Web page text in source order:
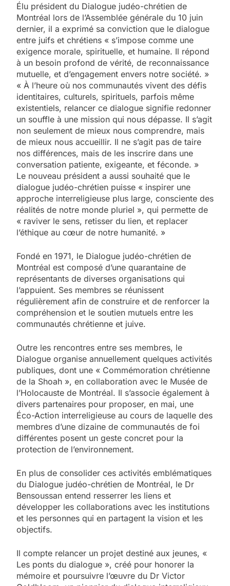
Élu président du Dialogue judéo-chrétien de
Montréal lors de l’Assemblée générale du 10 juin
dernier, il a exprimé sa conviction que le dialogue
entre juifs et chrétiens « s’impose comme une
exigence morale, spirituelle, et humaine. Il répond
à un besoin profond de vérité, de reconnaissance
mutuelle, et d’engagement envers notre société. »
« À l’heure où nos communautés vivent des défis
identitaires, culturels, spirituels, parfois même
existentiels, relancer ce dialogue signifie redonner
un souffle à une mission qui nous dépasse. Il s’agit
non seulement de mieux nous comprendre, mais
de mieux nous accueillir. Il ne s’agit pas de taire
nos différences, mais de les inscrire dans une
conversation patiente, exigeante, et féconde. »
Le nouveau président a aussi souhaité que le
dialogue judéo-chrétien puisse « inspirer une
approche interreligieuse plus large, consciente des
réalités de notre monde pluriel », qui permette de
« raviver le sens, retisser du lien, et replacer
l’éthique au cœur de notre humanité. »
Fondé en 1971, le Dialogue judéo-chrétien de
Montréal est composé d’une quarantaine de
représentants de diverses organisations qui
l’appuient. Ses membres se réunissent
régulièrement afin de construire et de renforcer la
compréhension et le soutien mutuels entre les
communautés chrétienne et juive.
Outre les rencontres entre ses membres, le
Dialogue organise annuellement quelques activités
publiques, dont une « Commémoration chrétienne
de la Shoah », en collaboration avec le Musée de
l’Holocauste de Montréal. Il s’associe également à
divers partenaires pour proposer, en mai, une
Éco-Action interreligieuse au cours de laquelle des
membres d’une dizaine de communautés de foi
différentes posent un geste concret pour la
protection de l’environnement.
En plus de consolider ces activités emblématiques
du Dialogue judéo-chrétien de Montréal, le Dr
Bensoussan entend resserrer les liens et
développer les collaborations avec les institutions
et les personnes qui en partagent la vision et les
objectifs.
Il compte relancer un projet destiné aux jeunes, «
Les ponts du dialogue », créé pour honorer la
mémoire et poursuivre l’œuvre du Dr Victor